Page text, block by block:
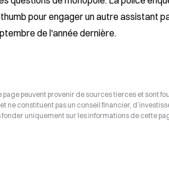
pour engager un autre assistant
de l'année dernière.
peuvent provenir de sources tierces et sont
ne constituent pas un conseil financier,
uniquement sur les informations de cette